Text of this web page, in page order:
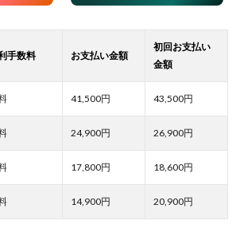
41,500 43,500
24,900 26,900
17,800 18,600
14,900 20,900